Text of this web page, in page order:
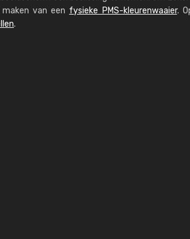
van een fysieke PMS-kleurenwaaier.
.